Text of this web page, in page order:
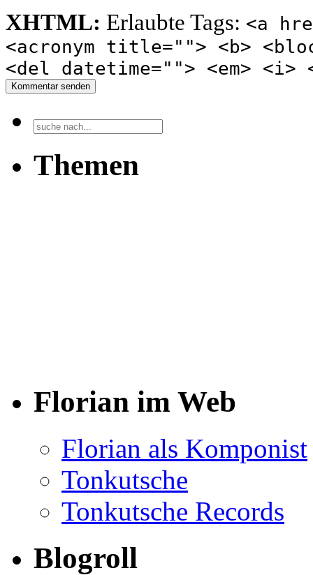
XHTML: Erlaubte Tags: <a
<acronym title=""> <b>
<del datetime=""> <em>
Kommentar senden
Themen
Florian im Web
Florian als Komponist
Tonkutsche
Tonkutsche Records
Blogroll